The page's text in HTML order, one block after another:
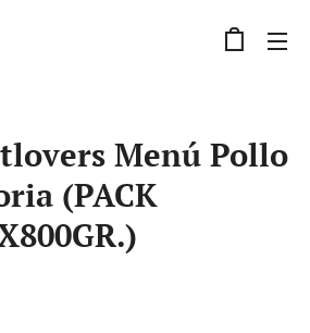
Menú Pollo
(PACK